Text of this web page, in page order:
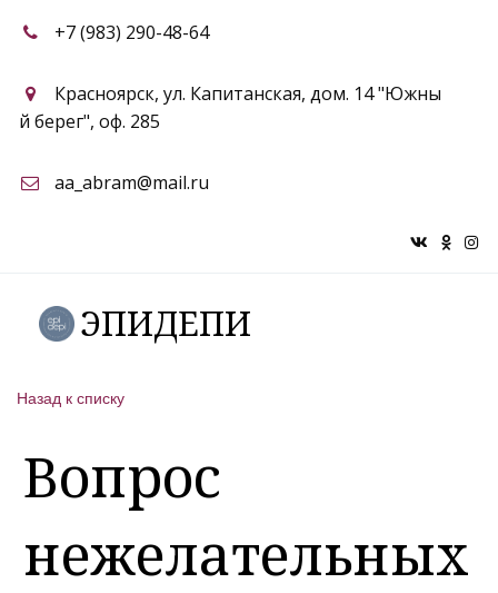
+7 (983) 290-48-64
Красноярск, ул. Капитанская, дом. 14 "Южны
й берег", оф. 285
aa_abram@mail.ru
ЭПИДЕПИ
Назад к списку
Вопрос
нежелательных